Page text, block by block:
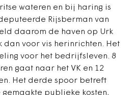
wateren en bij haring is
Rijsberman van
daarom de haven op Urk
voor vis herinrichten. Het
voor het bedrijfsleven. 8
gaat naar het VK en 12
Het derde spoor betreft
gemaakte publieke kosten,